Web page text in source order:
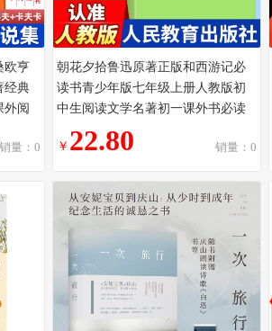
欧亨
经典
外阅
销量：0
朝花夕拾鲁迅原著正版和西游记必
读书青少年版七年级上册人教版初
中生阅读文学名著初一课外书必读
推荐人民教育出版社读物书目书籍
￥ 22.80 销量：0